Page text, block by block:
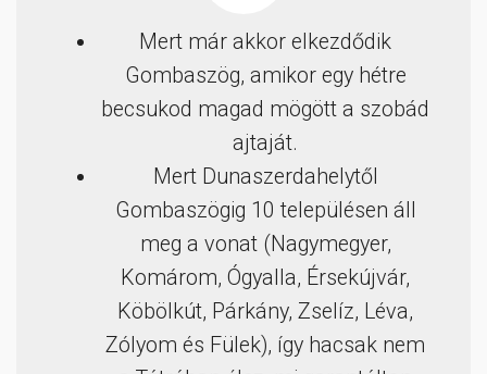
Mert már akkor elkezdődik
Gombaszög, amikor egy hétre
becsukod magad mögött a szobád
ajtaját.
Mert Dunaszerdahelytől
Gombaszögig 10 településen áll
meg a vonat (Nagymegyer,
Komárom, Ógyalla, Érsekújvár,
Köbölkút, Párkány, Zselíz, Léva,
Zólyom és Fülek), így hacsak nem